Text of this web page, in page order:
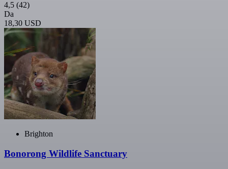
4,5 (42)
Da
18,30 USD
Brighton
Bonorong Wildlife Sanctuary